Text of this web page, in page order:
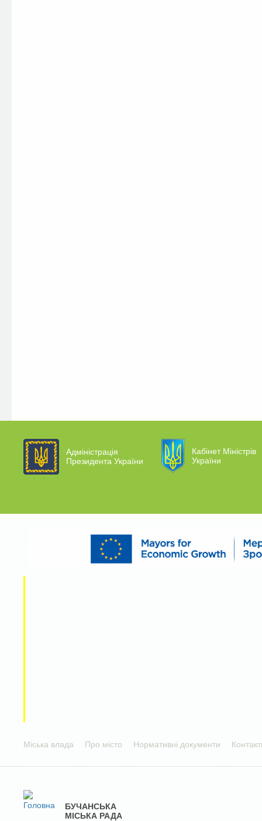
Адміністрація
Президента України
Кабінет Міністрів
України
Міська влада Про місто Нормативні документи
БУЧАНСЬКА
МІСЬКА РАДА